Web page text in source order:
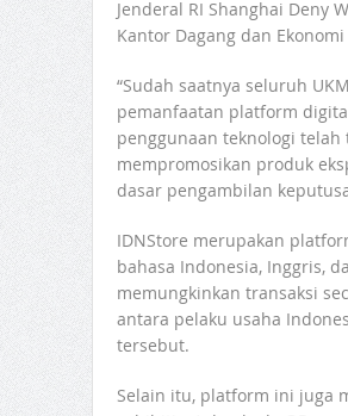
Jenderal RI Shanghai Deny
Kantor Dagang dan
“Sudah saatnya seluruh
pemanfaatan platform
penggunaan teknologi
mempromosikan produk
dasar pengambilan
IDNStore merupakan
bahasa Indonesia, Inggris,
memungkinkan transaksi
antara pelaku usaha
tersebut.
Selain itu, platform ini juga